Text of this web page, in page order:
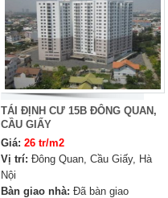
TÁI ĐỊNH CƯ 15B ĐÔNG QUAN,
CẦU GIẤY
Giá: 26 tr/m2
Vị trí: Đông Quan, Cầu Giấy, Hà
Nội
Bàn giao nhà: Đã bàn giao